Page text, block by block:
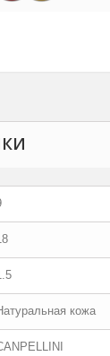
кожа